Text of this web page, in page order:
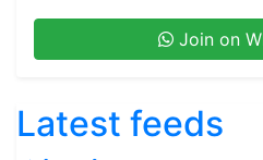
Join on
Latest feeds